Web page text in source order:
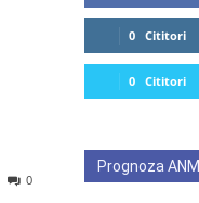
0
0 Cititori
0 Cititori
Prognoza ANM